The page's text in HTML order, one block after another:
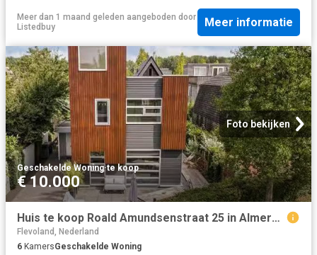
Meer dan 1 maand geleden aangeboden door
Listedbuy
Meer informatie
Foto bekijken
Geschakelde Woning·te koop
€ 10.000
Huis te koop Roald Amundsenstraat 25 in Almere voor € 800.000
Flevoland, Nederland
6 KamersGeschakelde Woning